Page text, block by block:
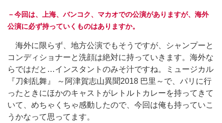
－今回は、上海、バンコク、マカオでの公演がありますが、海外
公演に必ず持っていくものはありますか。
海外に限らず、地方公演でもそうですが、シャンプーと
コンディショナーと洗顔は絶対に持っていきます。海外な
らではだと…インスタントのみそ汁ですね。ミュージカル
『刀剣乱舞』 ～阿津賀志山異聞2018 巴里～で、パリに行
ったときにほかのキャストがレトルトカレーを持ってきて
いて、めちゃくちゃ感動したので、今回は俺も持っていこ
うかなって思ってます。